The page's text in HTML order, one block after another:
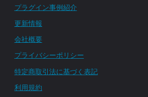
プラグイン事例紹介
更新情報
会社概要
プライバシーポリシー
特定商取引法に基づく表記
利用規約